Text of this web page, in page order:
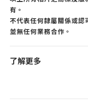
有。
不代表任何隸屬關係或
並無任何業務合作。
了解更多